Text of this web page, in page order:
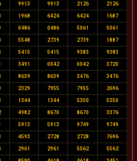
9913 9913 2126 2126
1968 6424 6424 1687
0486 0486 5061 5061
5548 2739 2739 1887
5415 5415 9383 9383
3491 0042 0042 3720
8639 8639 3476 3476
2329 7955 7955 2696
1344 1344 5350 5350
4982 8670 8670 3376
5913 5913 9749 9749
4593 2728 2728 7696
2961 2961 5562 5562